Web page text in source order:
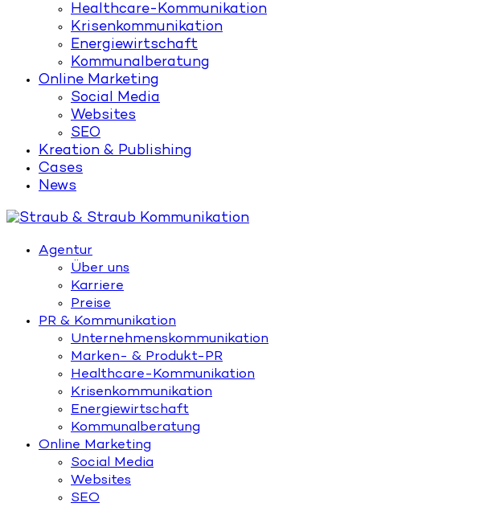
Healthcare-Kommunikation
Krisenkommunikation
Energiewirtschaft
Kommunalberatung
Online Marketing
Social Media
Websites
SEO
Kreation & Publishing
Cases
News
Agentur
Über uns
Karriere
Preise
PR & Kommunikation
Unternehmenskommunikation
Marken- & Produkt-PR
Healthcare-Kommunikation
Krisenkommunikation
Energiewirtschaft
Kommunalberatung
Online Marketing
Social Media
Websites
SEO